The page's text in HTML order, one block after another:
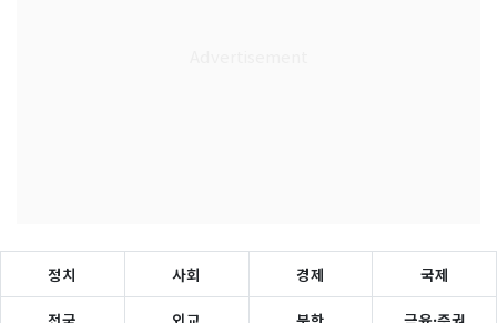
정치 사회 경제 국제